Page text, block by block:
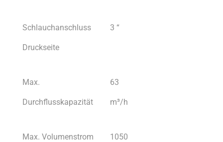
Schlauchanschluss
Druckseite
3 “
Max.
Durchflusskapazität
63
m³/h
Max. Volumenstrom 1050